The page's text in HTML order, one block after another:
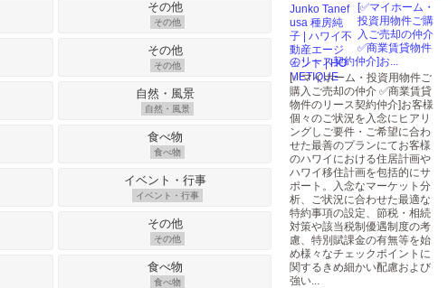
その他
その他
自然・風景
食べ物
イベント・行事
その他
食べ物
[✅マイホーム・
投資用物件ご購
入ご売却の仲介
✅商業賃貸物件
のリース契約仲介]お...
[✅マイホーム・投資用物件ご
購入ご売却の仲介 ✅商業賃貸
物件のリース契約仲介]お客様
個々のご状況を入念にヒアリ
ングしご要件・ご希望に合わ
せた最善のプランにてお客様
のハワイにおける住居計画や
ハワイ移住計画を包括的にサ
ポート。入念なマーケット分
析、ご状況に合わせた最適な
特約事項の設定、節税・相続
対策や該当税制優遇制度の考
慮、特別賦課金の有無等を始
め様々なチェックポイントに
関するきめ細かい配慮および
強い...